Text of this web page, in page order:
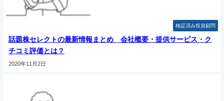
検証済み投資顧問
話題株セレクトの最新情報まとめ 会社概要・提供サービス・ク
チコミ評価とは？
2020年11月2日